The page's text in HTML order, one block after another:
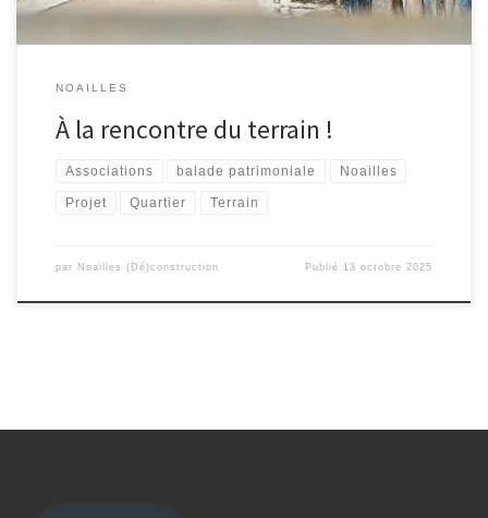
NOAILLES
À la rencontre du terrain !
Associations balade patrimoniale Noailles
Projet Quartier Terrain
par Noailles (Dé)construction Publié 13 octobre 2025